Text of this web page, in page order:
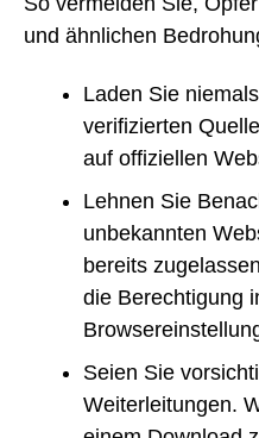
und ähnlichen
Laden Sie
verifizierten
auf offiziellen
Lehnen Sie
unbekannten
bereits
die Berechtigung
Seien Sie
Weiterleitungen.